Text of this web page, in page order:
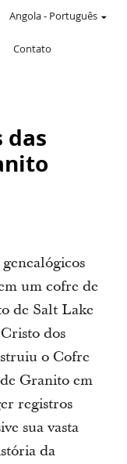
Contato
Angola- Português
das
um cofre de
de Salt Lake
dos
o Cofre
Granito em
registros
sua vasta
da